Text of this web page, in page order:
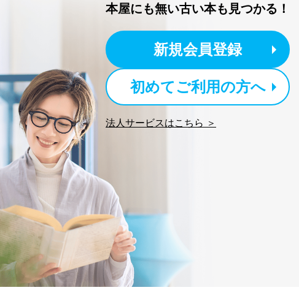
本屋にも無い古い本も見つかる！
新規会員登録
初めてご利用の方へ
法人サービスはこちら ＞